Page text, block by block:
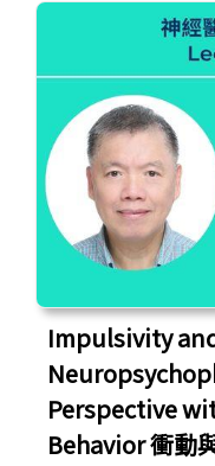
Impulsivity
Perspective
Behavior 衝動